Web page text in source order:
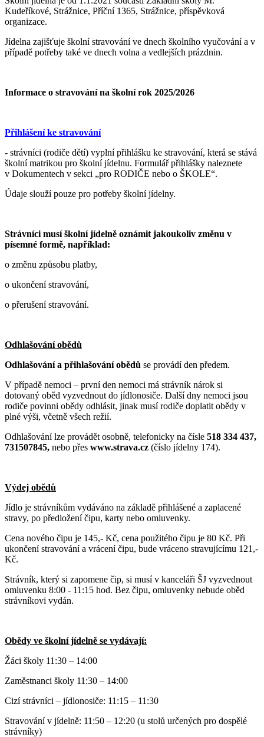
Kudeříkové, Strážnice, Příční 1365, Strážnice, příspěvková
organizace.
Jídelna zajišťuje školní stravování ve dnech školního vyučování a v
případě potřeby také ve dnech volna a vedlejších prázdnin.
Informace o stravování na školní rok 2025/2026
Přihlášení ke stravování
- strávníci (rodiče dětí) vyplní přihlášku ke stravování, která se stává
školní matrikou pro školní jídelnu. Formulář přihlášky naleznete
v Dokumentech v sekci „pro RODIČE nebo o ŠKOLE“.
Údaje slouží pouze pro potřeby školní jídelny.
Strávníci musí školní jídelně oznámit jakoukoliv změnu v
písemné formě, například:
o změnu způsobu platby,
o ukončení stravování,
o přerušení stravování.
Odhlašování obědů
Odhlašování a přihlašování obědů se provádí den předem.
V případě nemoci – první den nemoci má strávník nárok si
dotovaný oběd vyzvednout do jídlonosiče. Další dny nemoci jsou
rodiče povinni obědy odhlásit, jinak musí rodiče doplatit obědy v
plné výši, včetně všech režií.
Odhlašování lze provádět osobně, telefonicky na čísle 518 334 437,
731507845, nebo přes www.strava.cz (číslo jídelny 174).
Výdej obědů
Jídlo je strávníkům vydáváno na základě přihlášené a zaplacené
stravy, po předložení čipu, karty nebo omluvenky.
Cena nového čipu je 145,- Kč, cena použitého čipu je 80 Kč. Při
ukončení stravování a vrácení čipu, bude vráceno stravujícímu 121,-
Kč.
Strávník, který si zapomene čip, si musí v kanceláři ŠJ vyzvednout
omluvenku 8:00 - 11:15 hod. Bez čipu, omluvenky nebude oběd
strávníkovi vydán.
Obědy ve školní jídelně se vydávají:
Žáci školy 11:30 – 14:00
Zaměstnanci školy 11:30 – 14:00
Cizí strávníci – jídlonosiče: 11:15 – 11:30
Stravování v jídelně: 11:50 – 12:20 (u stolů určených pro dospělé
strávníky)